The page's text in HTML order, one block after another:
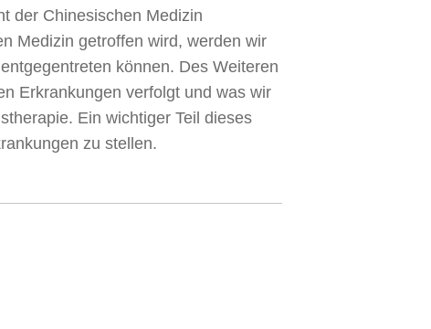
der Chinesischen Medizin
Medizin getroffen wird, werden wir
können. Des Weiteren
Erkrankungen verfolgt und was wir
Ein wichtiger Teil dieses
zu stellen.